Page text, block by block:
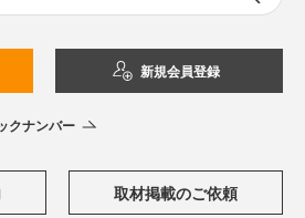
新規会員登録
クナンバー
取材掲載のご依頼